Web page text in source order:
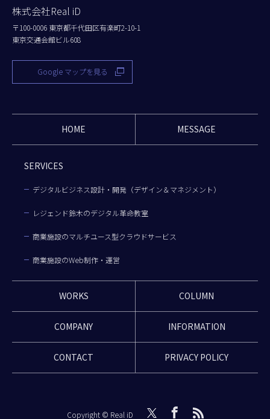
株式会社Real iD
〒100-0006 東京都千代田区有楽町2-10-1
東京交通会館ビル608
Google マップを見る
HOME MESSAGE
SERVICES
デジタルビジネス設計・開発（デザイン＆マネジメント）
レジェンド鈴木のデジタル革命教室
商業施設のマルチユース型クラウドサービス
商業施設のWeb制作・運営
WORKS COLUMN
COMPANY INFORMATION
CONTACT PRIVACY POLICY
Copyright © Real iD